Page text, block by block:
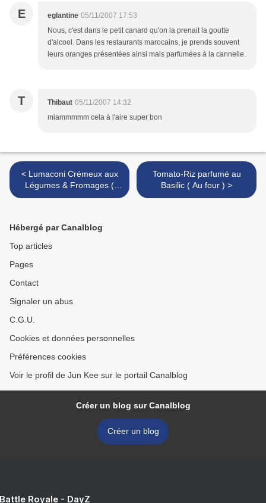
E eglantine 05/11/2007 17:53
Nous, c'est dans le petit canard qu'on la prenait la goutte
d'alcool. Dans les restaurants marocains, je prends souvent
leurs oranges présentées ainsi mais parfumées à la cannelle.
T Thibaut 05/11/2007 14:32
miammmmm cela à l'aire super bon
< Lumaconi Crémeux aux
Légumes & Fromages (
Pâtes )
Tomato-Riz parfumé au
Basilic ( Au four ) >
Hébergé par Canalblog
Top articles
Pages
Contact
Signaler un abus
C.G.U.
Cookies et données personnelles
Préférences cookies
Voir le profil de Jun Kee sur le portail Canalblog
Créer un blog sur Canalblog
Créer un blog
Royale - DayZ